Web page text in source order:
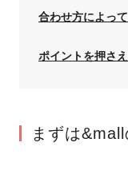
合わせ方によっ
ポイントを押さ
まずは